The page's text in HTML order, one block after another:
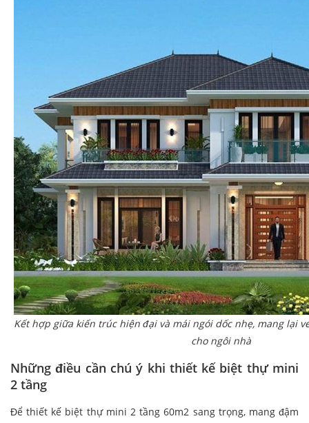
Kết hợp giữa kiến trúc hiện đại và mái ngói dốc nhẹ, mang lại
cho ngôi nhà
Những điều cần chú ý khi thiết kế biệt thự mini
2 tầng
Để thiết kế biệt thự mini 2 tầng 60m2 sang trọng, mang đậm